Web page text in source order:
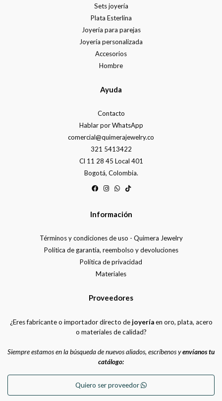
Sets joyería
Plata Esterlina
Joyería para parejas
Joyería personalizada
Accesorios
Hombre
Ayuda
Contacto
Hablar por WhatsApp
comercial@quimerajewelry.co
321 5413422
Cl 11 28 45 Local 401
Bogotá, Colombia.
Información
Términos y condiciones de uso - Quimera Jewelry
Política de garantía, reembolso y devoluciones
Política de privacidad
Materiales
Proveedores
¿Eres fabricante o importador directo dejoyeríaen oro, plata, acero
o materiales de calidad?
Siempre estamos en la búsqueda de nuevos aliados, escríbenos yenvíanos tu
catálogo:
Quiero ser proveedor